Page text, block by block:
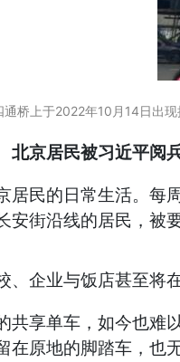
桥上于2022年10月14日出现
北京居民被习近平阅
居民的日常生活。每
安街沿线的居民，被
、企业与饭店甚至将
共享单车，如今也难
在原地的脚踏车，也